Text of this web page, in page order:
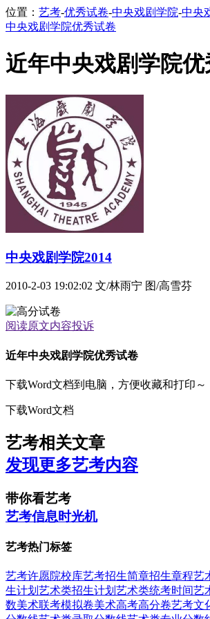
位置： 艺考-优秀试卷-中央戏剧学院-中央
中央戏剧学院优秀试卷
近年中央戏剧学院
中央戏剧学院2014
2010-2-03 19:02:02 文/林雨宁 图/高雪芬
阅读原文内容投诉
近年中央戏剧学院优秀试卷
下载Word文档到电脑，方便收藏和打印～
下载Word文档
艺考相关文章
发现更多艺考内容
带你看艺考
艺考信息时光机
艺考热门标签
艺考许愿院校库艺考招生简章招生章程艺
生计划 艺术类招生计划 艺术类统考时间艺
数美术联考模拟卷美术高考高分卷艺考文